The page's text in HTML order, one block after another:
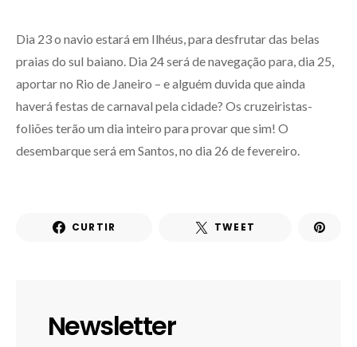
Dia 23 o navio estará em Ilhéus, para desfrutar das belas
praias do sul baiano. Dia 24 será de navegação para, dia 25,
aportar no Rio de Janeiro – e alguém duvida que ainda
haverá festas de carnaval pela cidade? Os cruzeiristas-
foliões terão um dia inteiro para provar que sim! O
desembarque será em Santos, no dia 26 de fevereiro.
CURTIR TWEET
Newsletter